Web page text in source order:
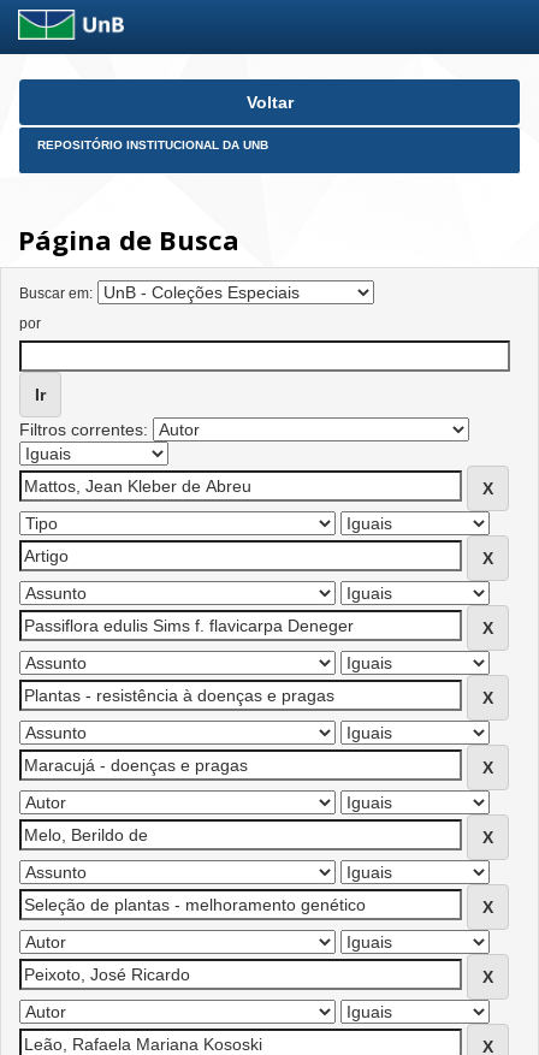
Skip
Voltar
REPOSITÓRIO INSTITUCIONAL DA UNB
Página de Busca
Buscar em:
por
Filtros correntes: